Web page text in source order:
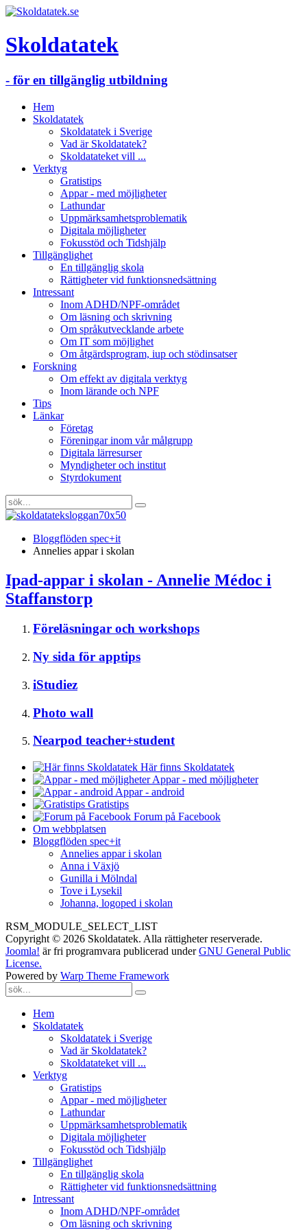
Skoldatatek
- för en tillgänglig utbildning
Hem
Skoldatatek
Skoldatatek i Sverige
Vad är Skoldatatek?
Skoldatateket vill ...
Verktyg
Gratistips
Appar - med möjligheter
Lathundar
Uppmärksamhetsproblematik
Digitala möjligheter
Fokusstöd och Tidshjälp
Tillgänglighet
En tillgänglig skola
Rättigheter vid funktionsnedsättning
Intressant
Inom ADHD/NPF-området
Om läsning och skrivning
Om språkutvecklande arbete
Om IT som möjlighet
Om åtgärdsprogram, iup och stödinsatser
Forskning
Om effekt av digitala verktyg
Inom lärande och NPF
Tips
Länkar
Företag
Föreningar inom vår målgrupp
Digitala lärresurser
Myndigheter och institut
Styrdokument
Bloggflöden spec+it
Annelies appar i skolan
Ipad-appar i skolan - Annelie Médoc i
Staffanstorp
Föreläsningar och workshops
Ny sida för apptips
iStudiez
Photo wall
Nearpod teacher+student
Här finns Skoldatatek
Appar - med möjligheter
Appar - android
Gratistips
Forum på Facebook
Om webbplatsen
Bloggflöden spec+it
Annelies appar i skolan
Anna i Växjö
Gunilla i Mölndal
Tove i Lysekil
Johanna, logoped i skolan
RSM_MODULE_SELECT_LIST
Copyright © 2026 Skoldatatek. Alla rättigheter reserverade.
Joomla! är fri programvara publicerad underGNU General Public
License.
Powered by Warp Theme Framework
Hem
Skoldatatek
Skoldatatek i Sverige
Vad är Skoldatatek?
Skoldatateket vill ...
Verktyg
Gratistips
Appar - med möjligheter
Lathundar
Uppmärksamhetsproblematik
Digitala möjligheter
Fokusstöd och Tidshjälp
Tillgänglighet
En tillgänglig skola
Rättigheter vid funktionsnedsättning
Intressant
Inom ADHD/NPF-området
Om läsning och skrivning